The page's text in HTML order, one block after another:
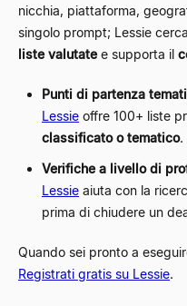
nicchia, piattaforma,
singolo prompt; Lessie
liste valutatee supporta il
Punti di partenza
Lessie offre 100+ liste
classificato o tematico.
Verifiche a livello di
Lessie aiuta con la
prima di chiudere un
Quando sei pronto a
Registrati gratis su Lessie.